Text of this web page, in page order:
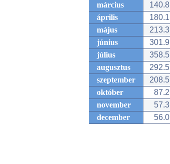
március
140.8
április
180.1
május
213.3
június
301.9
július
358.5
augusztus
292.5
szeptember
208.5
október
87.2
november
57.3
december
56.0